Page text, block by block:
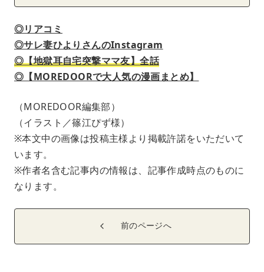
◎リアコミ
◎サレ妻ひよりさんのInstagram
◎【地獄耳自宅突撃ママ友】全話
◎【MOREDOORで大人気の漫画まとめ】
（MOREDOOR編集部）
（イラスト／篠江ぴず様）
※本文中の画像は投稿主様より掲載許諾をいただいて
います。
※作者名含む記事内の情報は、記事作成時点のものに
なります。
前のページへ